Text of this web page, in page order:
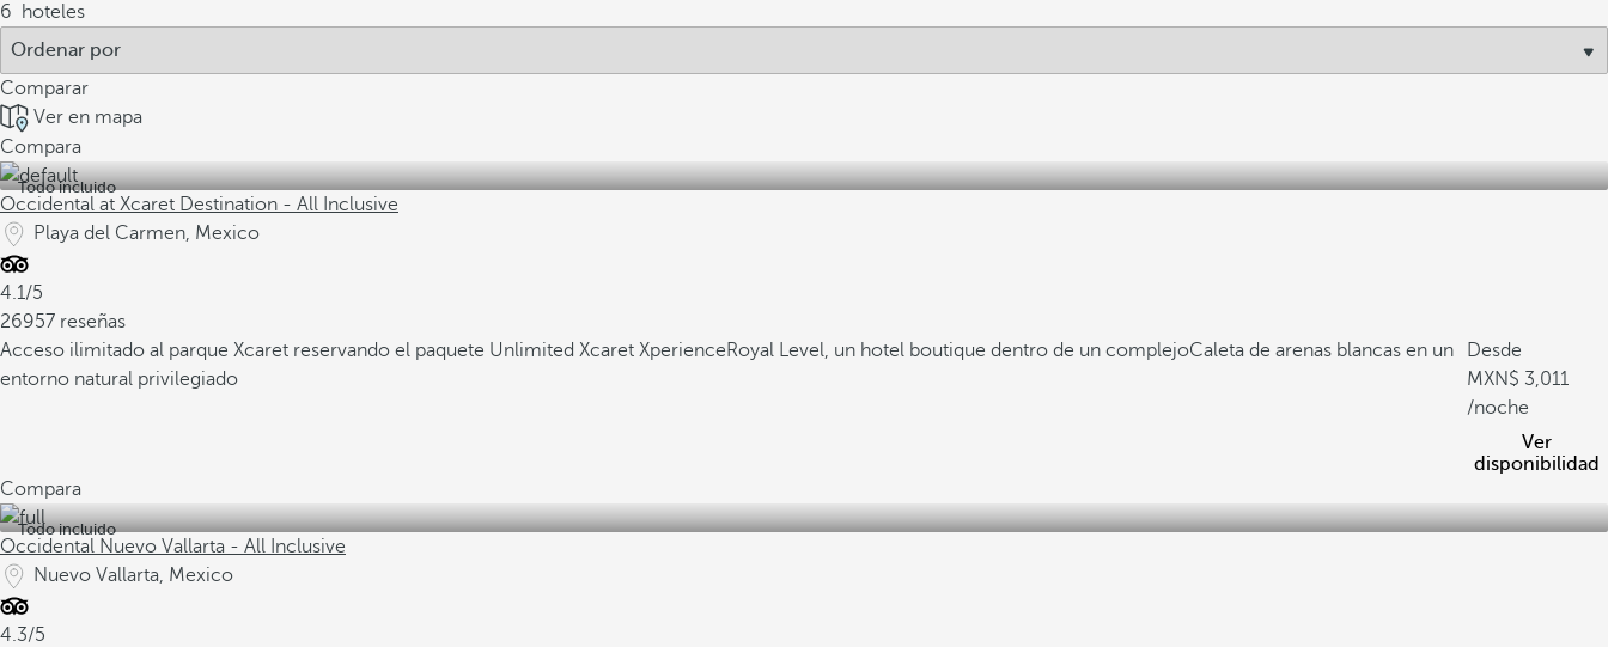
6
hoteles
Comparar
Ver en mapa
Compara
Todo incluido
Occidental at Xcaret Destination - All Inclusive
Playa del Carmen, Mexico
4.1/5
26957 reseñas
Acceso ilimitado al parque Xcaret reservando el paquete Unlimited Xcaret XperienceRoyal Level, un hotel boutique dentro de un complejoCaleta de arenas blancas en un
entorno natural privilegiado
Desde
3,011
/noche
Ver
disponibilidad
Compara
Todo incluido
Occidental Nuevo Vallarta - All Inclusive
Nuevo Vallarta, Mexico
4.3/5